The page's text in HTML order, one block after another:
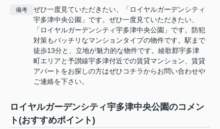
備考
ぜひ一度見ていただきたい、「ロイヤルガーデンシティ
宇多津中央公園」です。ぜひ一度見ていただきたい、
「ロイヤルガーデンシティ宇多津中央公園」です。防犯
対策もバッチリなマンションタイプの物件です。駅まで
徒歩13分と、立地が魅力的な物件です。綾歌郡宇多津
町エリアと予讃線宇多津付近での賃貸マンション、賃貸
アパートをお探しの方はぜひコチラからお問い合わせや
ご連絡を下さい。
ロイヤルガーデンシティ宇多津中央公園のコメン
ト(おすすめポイント)